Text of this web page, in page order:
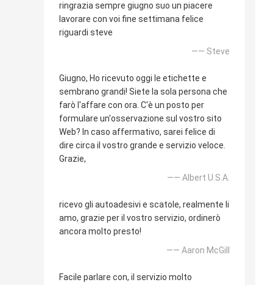
ringrazia sempre giugno suo un piacere
lavorare con voi fine settimana felice
riguardi steve
—— Steve
Giugno, Ho ricevuto oggi le etichette e
sembrano grandi! Siete la sola persona che
farò l'affare con ora. C'è un posto per
formulare un'osservazione sul vostro sito
Web? In caso affermativo, sarei felice di
dire circa il vostro grande e servizio veloce.
Grazie,
—— Albert U.S.A.
ricevo gli autoadesivi e scatole, realmente li
amo, grazie per il vostro servizio, ordinerò
ancora molto presto!
—— Aaron McGill
Facile parlare con, il servizio molto